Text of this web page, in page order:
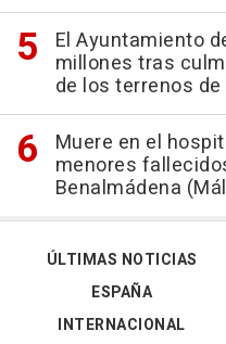
El Ayuntamiento
millones tras
de los terrenos
Muere en el
menores
Benalmádena
ÚLTIMAS NOTICIAS
ESPAÑA
INTERNACIONAL